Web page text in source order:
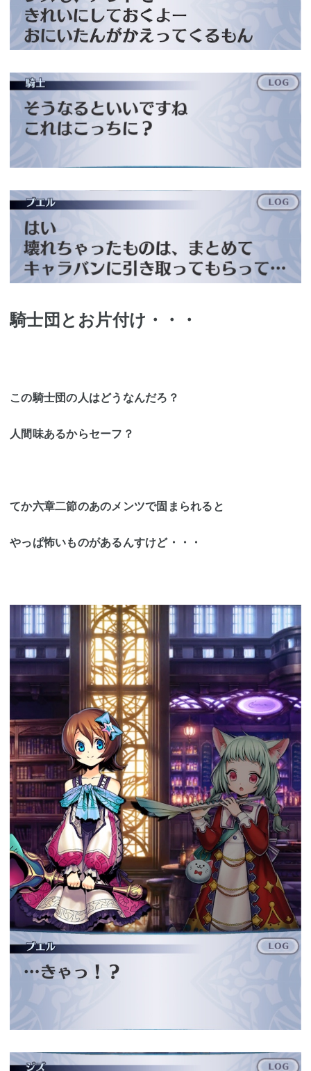
騎士団とお片付け・・・
この騎士団の人はどうなんだろ？
人間味あるからセーフ？
てか六章二節のあのメンツで固まられると
やっぱ怖いものがあるんすけど・・・